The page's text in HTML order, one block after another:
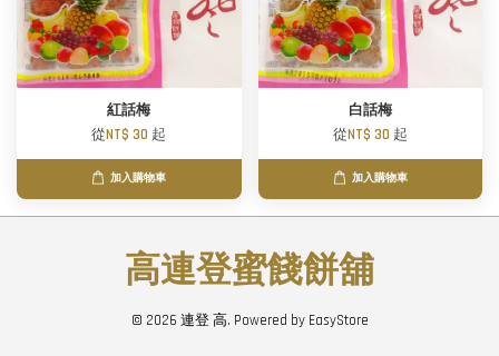
紅話梅
從NT$ 30 起
加入購物車
白話梅
從NT$ 30 起
加入購物車
高連登蜜餞餅舖
© 2026 連登 高. Powered by EasyStore